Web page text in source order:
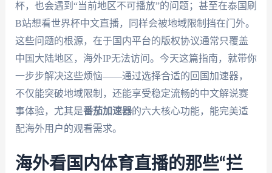
杯，也会遇到“当前地区不可播放”的问题；甚至在泰国刷
B站想看世界杯中文直播，同样会被地域限制挡在门外。
这些问题的根源，在于国内平台的版权协议通常只覆盖
中国大陆地区，海外IP无法访问。今天这篇指南，就带你
一步步解决这些烦恼——通过选择合适的回国加速器，
不仅能突破地域限制，还能享受稳定流畅的中文解说赛
事体验，尤其是番茄加速器的六大核心功能，能完美适
配海外用户的观看需求。
海外看国内体育直播的那些“拦